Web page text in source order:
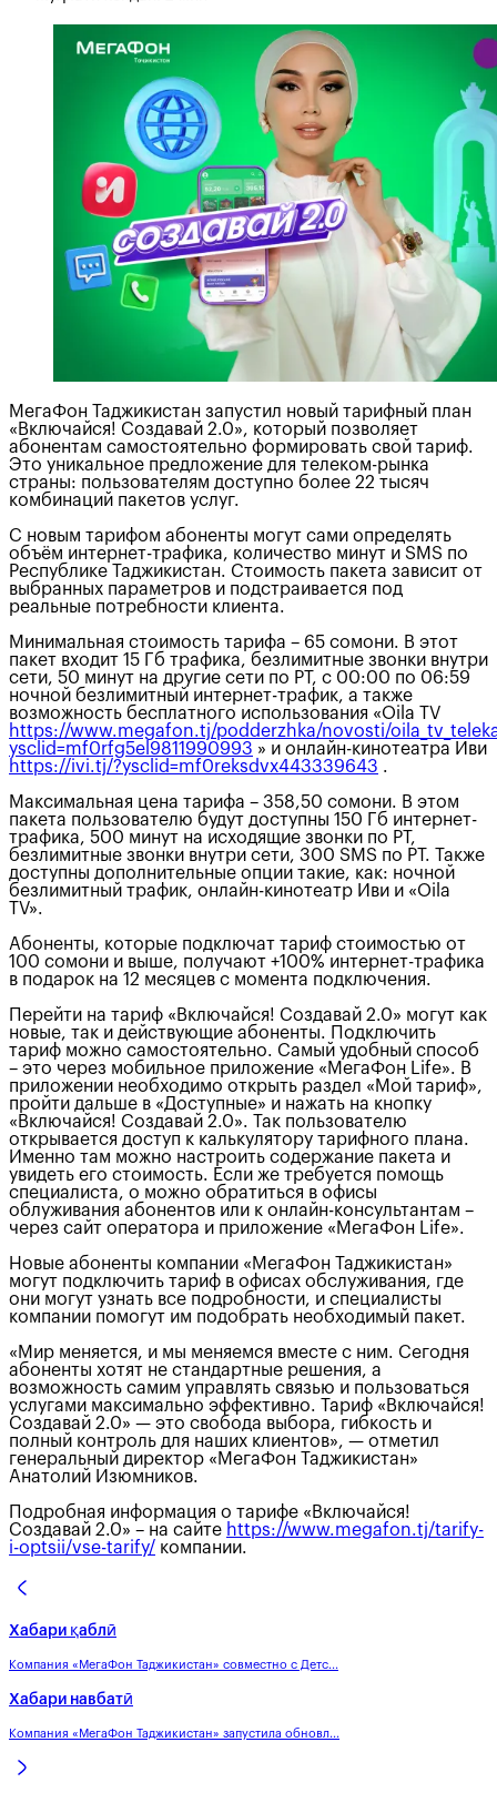
МегаФон Таджикистан запустил новый тарифный план
«Включайся! Создавай 2.0», который позволяет
абонентам самостоятельно формировать свой тариф.
Это уникальное предложение для телеком-рынка
страны: пользователям доступно более 22 тысяч
комбинаций пакетов услуг.
С новым тарифом абоненты могут сами определять
объём интернет-трафика, количество минут и SMS по
Республике Таджикистан. Стоимость пакета зависит от
выбранных параметров и подстраивается под
реальные потребности клиента.
Минимальная стоимость тарифа – 65 сомони. В этот
пакет входит 15 Гб трафика, безлимитные звонки внутри
сети, 50 минут на другие сети по РТ, с 00:00 по 06:59
ночной безлимитный интернет-трафик, а также
возможность бесплатного использования «Oila TV
https://www.megafon.tj/podderzhka/novosti/
ysclid=mf0rfg5el9811990993 » и онлайн-кинотеатра Иви
https://ivi.tj/?ysclid=mf0reksdvx443339643 .
Максимальная цена тарифа – 358,50 сомони. В этом
пакета пользователю будут доступны 150 Гб интернет-
трафика, 500 минут на исходящие звонки по РТ,
безлимитные звонки внутри сети, 300 SMS по РТ. Также
доступны дополнительные опции такие, как: ночной
безлимитный трафик, онлайн-кинотеатр Иви и «Oila
TV».
Абоненты, которые подключат тариф стоимостью от
100 сомони и выше, получают +100% интернет-трафика
в подарок на 12 месяцев с момента подключения.
Перейти на тариф «Включайся! Создавай 2.0» могут как
новые, так и действующие абоненты. Подключить
тариф можно самостоятельно. Самый удобный способ
– это через мобильное приложение «МегаФон Life». В
приложении необходимо открыть раздел «Мой тариф»,
пройти дальше в «Доступные» и нажать на кнопку
«Включайся! Создавай 2.0». Так пользователю
открывается доступ к калькулятору тарифного плана.
Именно там можно настроить содержание пакета и
увидеть его стоимость. Если же требуется помощь
специалиста, о можно обратиться в офисы
облуживания абонентов или к онлайн-консультантам –
через сайт оператора и приложение «МегаФон Life».
Новые абоненты компании «МегаФон Таджикистан»
могут подключить тариф в офисах обслуживания, где
они могут узнать все подробности, и специалисты
компании помогут им подобрать необходимый пакет.
«Мир меняется, и мы меняемся вместе с ним. Сегодня
абоненты хотят не стандартные решения, а
возможность самим управлять связью и пользоваться
услугами максимально эффективно. Тариф «Включайся!
Создавай 2.0» — это свобода выбора, гибкость и
полный контроль для наших клиентов», — отметил
генеральный директор «МегаФон Таджикистан»
Анатолий Изюмников.
Подробная информация о тарифе «Включайся!
Создавай 2.0» – на сайте https://www.megafon.tj/tarify-
i-optsii/vse-tarify/ компании.
Хабари қаблӣ
Компания «МегаФон Таджикистан» совместно с Детс...
Хабари навбатӣ
Компания «МегаФон Таджикистан» запустила обновл...